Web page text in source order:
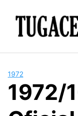
1972
1972/